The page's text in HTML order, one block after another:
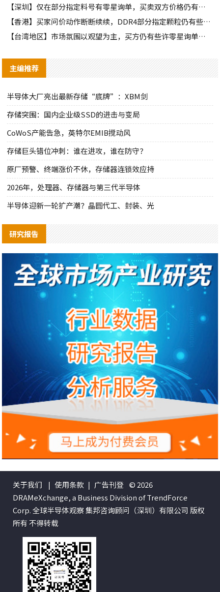
【深圳】仅在部分指定料号有零星询单，买卖双方价格仍有差距
【香港】买家问价动作断断续续，DDR4部分指定颗粒仍有些许询单
【台湾地区】市场氛围以观望为主，买方仍有些许零星询单释出
主编推荐
半导体大厂亮出最新存储“底牌”：XBM剑
存储突围：国内企业级SSD的进击与变局
CoWoS产能告急，英特尔EMIB搅动风
存储巨头错位冲刺：谁在进攻，谁在防守？
原厂预警、终端涨价不休，存储器连锁效应持
2026年，处理器、存储器与第三代半导体
半导体迎新一轮扩产潮？晶圆代工、封装、光
研究报告
关于我们 | 使用条款 | 广告刊登 © 2026
DRAMeXchange, a Business Division of TrendForce
Corp. 全球半导体观察 集邦咨询顾问（深圳）有限公司 版权
所有 不得转载